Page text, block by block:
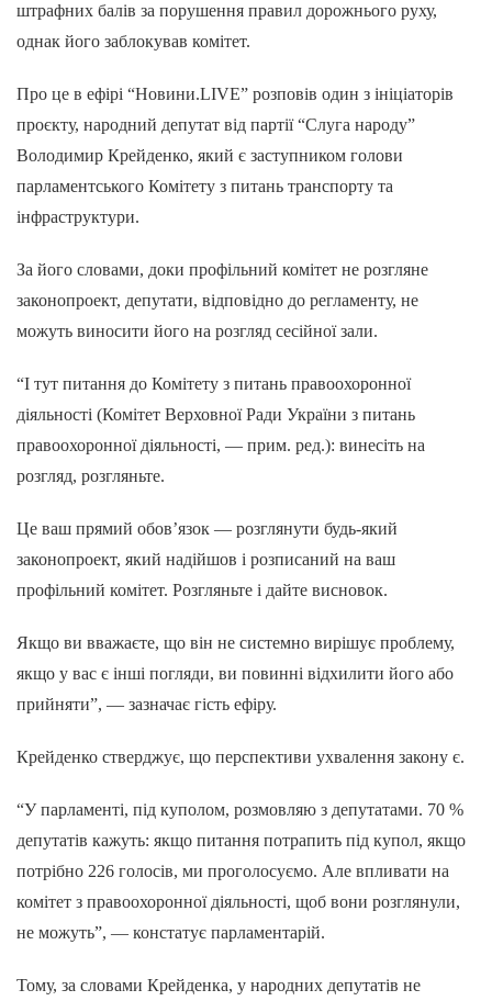
штрафних балів за порушення правил дорожнього руху,
однак його заблокував комітет.
Про це в ефірі “Новини.LIVE” розповів один з ініціаторів
проєкту, народний депутат від партії “Слуга народу”
Володимир Крейденко, який є заступником голови
парламентського Комітету з питань транспорту та
інфраструктури.
За його словами, доки профільний комітет не розгляне
законопроект, депутати, відповідно до регламенту, не
можуть виносити його на розгляд сесійної зали.
“І тут питання до Комітету з питань правоохоронної
діяльності (Комітет Верховної Ради України з питань
правоохоронної діяльності, — прим. ред.): винесіть на
розгляд, розгляньте.
Це ваш прямий обов’язок — розглянути будь-який
законопроект, який надійшов і розписаний на ваш
профільний комітет. Розгляньте і дайте висновок.
Якщо ви вважаєте, що він не системно вирішує проблему,
якщо у вас є інші погляди, ви повинні відхилити його або
прийняти”, — зазначає гість ефіру.
Крейденко стверджує, що перспективи ухвалення закону є.
“У парламенті, під куполом, розмовляю з депутатами. 70 %
депутатів кажуть: якщо питання потрапить під купол, якщо
потрібно 226 голосів, ми проголосуємо. Але впливати на
комітет з правоохоронної діяльності, щоб вони розглянули,
не можуть”, — констатує парламентарій.
Тому, за словами Крейденка, у народних депутатів не